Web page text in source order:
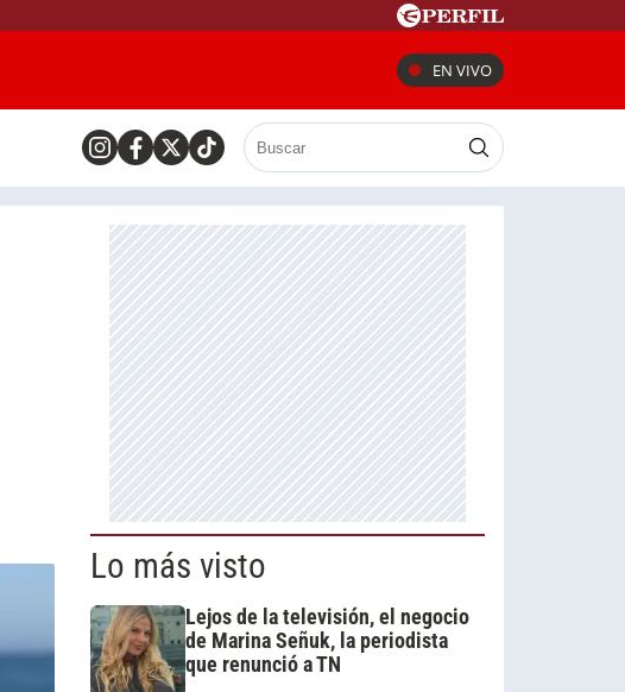
EN VIVO
Lo más visto
Lejos de la televisión, el negocio
de Marina Señuk, la periodista
que renunció a TN